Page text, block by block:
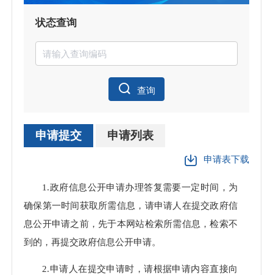
状态查询
查询
申请提交 申请列表
申请表下载
1.政府信息公开申请办理答复需要一定时间，为
确保第一时间获取所需信息，请申请人在提交政府信
息公开申请之前，先于本网站检索所需信息，检索不
到的，再提交政府信息公开申请。
2.申请人在提交申请时，请根据申请内容直接向